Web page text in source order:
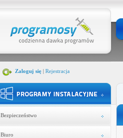
Zaloguj się| Rejestracja
Bezpieczeństwo
Biuro